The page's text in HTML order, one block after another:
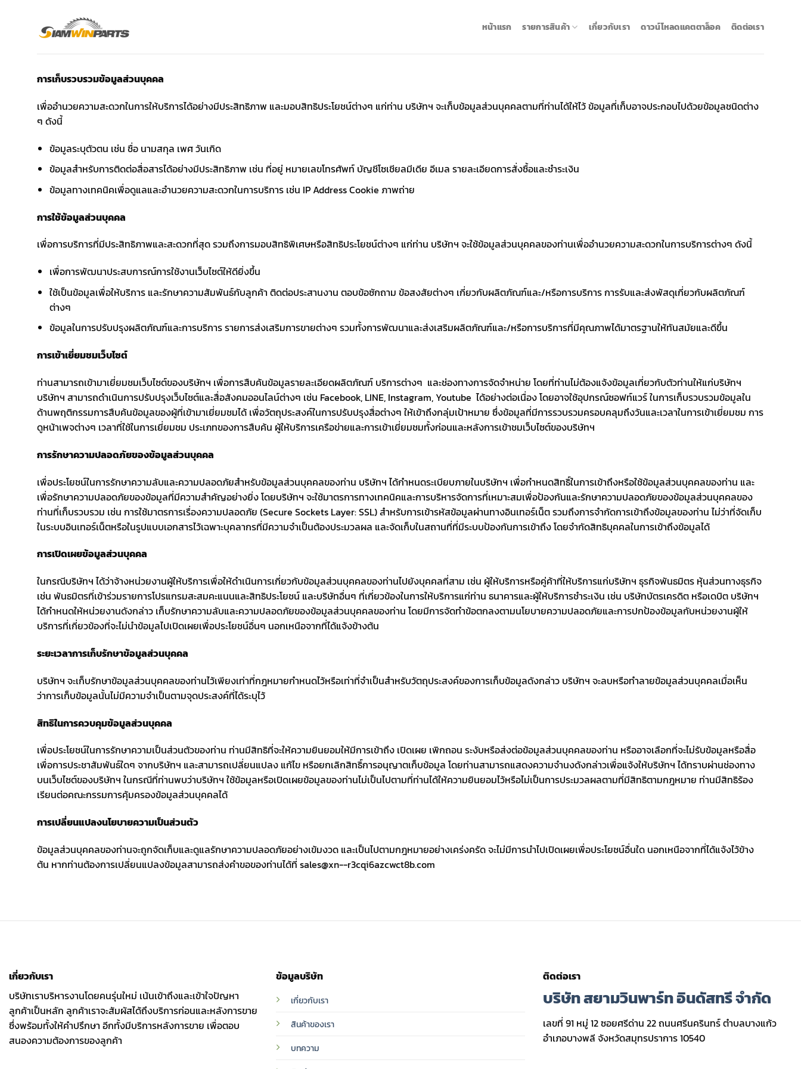
หน้าแรก รายการสินค้า เกี่ยวกับเรา ดาวน์โหลดแคตตาล็อค ติดต่อเรา
การเก็บรวบรวมข้อมูลส่วนบุคคล
เพื่ออำนวยความสะดวกในการให้บริการได้อย่างมีประสิทธิภาพ และมอบสิทธิประโยชน์ต่างๆ แก่ท่าน บริษัทฯ จะเก็บข้อมูลส่วนบุคคลตามที่ท่านได้ให้ไว้ ข้อมูลที่เก็บอาจประกอบไปด้วยข้อมูลชนิดต่าง
ๆ ดังนี้
ข้อมูลระบุตัวตน เช่น ชื่อ นามสกุล เพศ วันเกิด
ข้อมูลสำหรับการติดต่อสื่อสารได้อย่างมีประสิทธิภาพ เช่น ที่อยู่ หมายเลขโทรศัพท์ บัญชีโซเชียลมีเดีย อีเมล รายละเอียดการสั่งซื้อและชำระเงิน
ข้อมูลทางเทคนิคเพื่อดูแลและอำนวยความสะดวกในการบริการ เช่น IP Address Cookie ภาพถ่าย
การใช้ข้อมูลส่วนบุคคล
เพื่อการบริการที่มีประสิทธิภาพและสะดวกที่สุด รวมถึงการมอบสิทธิพิเศษหรือสิทธิประโยชน์ต่างๆ แก่ท่าน บริษัทฯ จะใช้ข้อมูลส่วนบุคคลของท่านเพื่ออำนวยความสะดวกในการบริการต่างๆ ดังนี้
เพื่อการพัฒนาประสบการณ์การใช้งานเว็บไซต์ให้ดียิ่งขึ้น
ใช้เป็นข้อมูลเพื่อให้บริการ และรักษาความสัมพันธ์กับลูกค้า ติดต่อประสานงาน ตอบข้อซักถาม ข้อสงสัยต่างๆ เกี่ยวกับผลิตภัณฑ์และ/หรือการบริการ การรับและส่งพัสดุเกี่ยวกับผลิตภัณฑ์
ต่างๆ
ข้อมูลในการปรับปรุงผลิตภัณฑ์และการบริการ รายการส่งเสริมการขายต่างๆ รวมทั้งการพัฒนาและส่งเสริมผลิตภัณฑ์และ/หรือการบริการที่มีคุณภาพได้มาตรฐานให้ทันสมัยและดีขึ้น
การเข้าเยี่ยมชมเว็บไซต์
ท่านสามารถเข้ามาเยี่ยมชมเว็บไซต์ของบริษัทฯ เพื่อการสืบค้นข้อมูลรายละเอียดผลิตภัณฑ์ บริการต่างๆ และช่องทางการจัดจำหน่าย โดยที่ท่านไม่ต้องแจ้งข้อมูลเกี่ยวกับตัวท่านให้แก่บริษัทฯ
บริษัทฯ สามารถดำเนินการปรับปรุงเว็บไซต์และสื่อสังคมออนไลน์ต่างๆ เช่น Facebook, LINE, Instagram, Youtube ได้อย่างต่อเนื่อง โดยอาจใช้อุปกรณ์ซอฟท์แวร์ ในการเก็บรวบรวมข้อมูลใน
ด้านพฤติกรรมการสืบค้นข้อมูลของผู้ที่เข้ามาเยี่ยมชมได้ เพื่อวัตถุประสงค์ในการปรับปรุงสื่อต่างๆ ให้เข้าถึงกลุ่มเป้าหมาย ซึ่งข้อมูลที่มีการรวบรวมครอบคลุมถึงวันและเวลาในการเข้าเยี่ยมชม การ
ดูหน้าเพจต่างๆ เวลาที่ใช้ในการเยี่ยมชม ประเภทของการสืบค้น ผู้ให้บริการเครือข่ายและการเข้าเยี่ยมชมทั้งก่อนและหลังการเข้าชมเว็บไซต์ของบริษัทฯ
การรักษาความปลอดภัยของข้อมูลส่วนบุคคล
เพื่อประโยชน์ในการรักษาความลับและความปลอดภัยสำหรับข้อมูลส่วนบุคคลของท่าน บริษัทฯ ได้กำหนดระเบียบภายในบริษัทฯ เพื่อกำหนดสิทธิ์ในการเข้าถึงหรือใช้ข้อมูลส่วนบุคคลของท่าน และ
เพื่อรักษาความปลอดภัยของข้อมูลที่มีความสำคัญอย่างยิ่ง โดยบริษัทฯ จะใช้มาตรการทางเทคนิคและการบริหารจัดการที่เหมาะสมเพื่อป้องกันและรักษาความปลอดภัยของข้อมูลส่วนบุคคลของ
ท่านที่เก็บรวบรวม เช่น การใช้มาตรการเรื่องความปลอดภัย (Secure Sockets Layer: SSL) สำหรับการเข้ารหัสข้อมูลผ่านทางอินเทอร์เน็ต รวมถึงการจำกัดการเข้าถึงข้อมูลของท่าน ไม่ว่าที่จัดเก็บ
ในระบบอินเทอร์เน็ตหรือในรูปแบบเอกสารไว้เฉพาะบุคลากรที่มีความจำเป็นต้องประมวลผล และจัดเก็บในสถานที่ที่มีระบบป้องกันการเข้าถึง โดยจำกัดสิทธิบุคคลในการเข้าถึงข้อมูลได้
การเปิดเผยข้อมูลส่วนบุคคล
ในกรณีบริษัทฯ ได้ว่าจ้างหน่วยงานผู้ให้บริการเพื่อให้ดำเนินการเกี่ยวกับข้อมูลส่วนบุคคลของท่านไปยังบุคคลที่สาม เช่น ผู้ให้บริการหรือคู่ค้าที่ให้บริการแก่บริษัทฯ ธุรกิจพันธมิตร หุ้นส่วนทางธุรกิจ
เช่น พันธมิตรที่เข้าร่วมรายการโปรแกรมสะสมคะแนนและสิทธิประโยชน์ และบริษัทอื่นๆ ที่เกี่ยวข้องในการให้บริการแก่ท่าน ธนาคารและผู้ให้บริการชำระเงิน เช่น บริษัทบัตรเครดิต หรือเดบิต บริษัทฯ
ได้กำหนดให้หน่วยงานดังกล่าว เก็บรักษาความลับและความปลอดภัยของข้อมูลส่วนบุคคลของท่าน โดยมีการจัดทำข้อตกลงตามนโยบายความปลอดภัยและการปกป้องข้อมูลกับหน่วยงานผู้ให้
บริการที่เกี่ยวข้องที่จะไม่นำข้อมูลไปเปิดเผยเพื่อประโยชน์อื่นๆ นอกเหนือจากที่ได้แจ้งข้างต้น
ระยะเวลาการเก็บรักษาข้อมูลส่วนบุคคล
บริษัทฯ จะเก็บรักษาข้อมูลส่วนบุคคลของท่านไว้เพียงเท่าที่กฎหมายกําหนดไว้หรือเท่าที่จําเป็นสําหรับวัตถุประสงค์ของการเก็บข้อมูลดังกล่าว บริษัทฯ จะลบหรือทําลายข้อมูลส่วนบุคคลเมื่อเห็น
ว่าการเก็บข้อมูลนั้นไม่มีความจําเป็นตามจุดประสงค์ที่ได้ระบุไว้
สิทธิในการควบคุมข้อมูลส่วนบุคคล
เพื่อประโยชน์ในการรักษาความเป็นส่วนตัวของท่าน ท่านมีสิทธิที่จะให้ความยินยอมให้มีการเข้าถึง เปิดเผย เพิกถอน ระงับหรือส่งต่อข้อมูลส่วนบุคคลของท่าน หรืออาจเลือกที่จะไม่รับข้อมูลหรือสื่อ
เพื่อการประชาสัมพันธ์ใดๆ จากบริษัทฯ และสามารถเปลี่ยนแปลง แก้ไข หรือยกเลิกสิทธิ์การอนุญาตเก็บข้อมูล โดยท่านสามารถแสดงความจำนงดังกล่าวเพื่อแจ้งให้บริษัทฯ ได้ทราบผ่านช่องทาง
บนเว็บไซต์ของบริษัทฯ ในกรณีที่ท่านพบว่าบริษัทฯ ใช้ข้อมูลหรือเปิดเผยข้อมูลของท่านไม่เป็นไปตามที่ท่านได้ให้ความยินยอมไว้หรือไม่เป็นการประมวลผลตามที่มีสิทธิตามกฎหมาย ท่านมีสิทธิร้อง
เรียนต่อคณะกรรมการคุ้มครองข้อมูลส่วนบุคคลได้
การเปลี่ยนแปลงนโยบายความเป็นส่วนตัว
ข้อมูลส่วนบุคคลของท่านจะถูกจัดเก็บและดูแลรักษาความปลอดภัยอย่างเข้มงวด และเป็นไปตามกฎหมายอย่างเคร่งครัด จะไม่มีการนำไปเปิดเผยเพื่อประโยชน์อื่นใด นอกเหนือจากที่ได้แจ้งไว้ข้าง
ต้น หากท่านต้องการเปลี่ยนแปลงข้อมูลสามารถส่งคำขอของท่านได้ที่ sales@xn--r3cqi6azcwct8b.com
เกี่ยวกับเรา
บริษัทเราบริหารงานโดยคนรุ่นใหม่ เน้นเข้าถึงและเข้าใจปัญหา
ลูกค้าเป็นหลัก ลูกค้าเราจะสัมผัสได้ถึงบริการก่อนและหลังการขาย
ซึ่งพร้อมทั้งให้คำปรึกษา อีกทั้งมีบริการหลังการขาย เพื่อตอบ
สนองความต้องการของลูกค้า
ข้อมูลบริษัท
เกี่ยวกับเรา
สินค้าของเรา
บทความ
ติดต่อเรา
บริษัท สยามวินพาร์ท อินดัสทรี จำกัด
เลขที่ 91 หมู่ 12 ซอยศรีด่าน 22 ถนนศรีนครินทร์ ตำบลบางแก้ว
อำเภอบางพลี จังหวัดสมุทรปราการ 10540